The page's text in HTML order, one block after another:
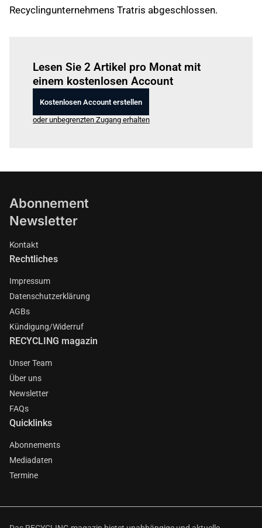
Recyclingunternehmens Tratris abgeschlossen.
Lesen Sie 2 Artikel pro Monat mit
einem kostenlosen Account
Kostenlosen Account erstellen
oder unbegrenzten Zugang erhalten
Abonnement
Newsletter
Kontakt
Rechtliches
Impressum
Datenschutzerklärung
AGBs
Kündigung/Widerruf
RECYCLING magazin
Unser Team
Über uns
Newsletter
FAQs
Quicklinks
Abonnements
Mediadaten
Termine